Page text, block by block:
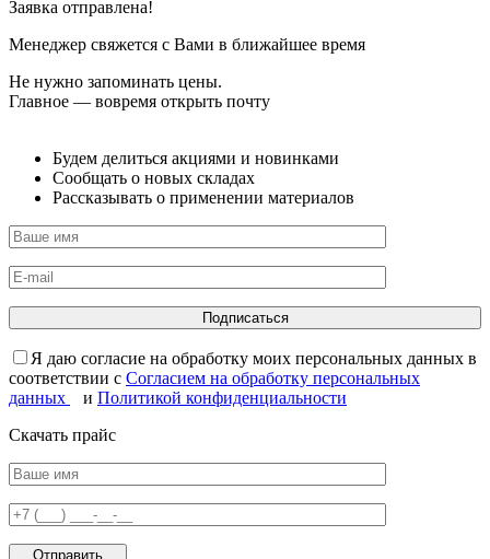
Заявка отправлена!
Менеджер свяжется с Вами в ближайшее время
Не нужно запоминать цены.
Главное — вовремя открыть почту
Будем делиться акциями и новинками
Сообщать о новых складах
Рассказывать о применении материалов
Я даю согласие на обработку моих персональных данных в
соответствии с Согласием на обработку персональных
данных
и Политикой конфиденциальности
Скачать прайс